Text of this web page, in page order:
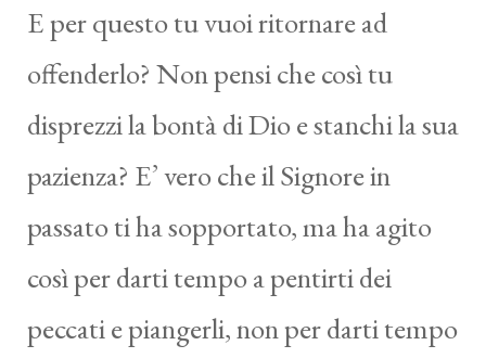
E per questo tu vuoi ritornare ad
offenderlo? Non pensi che così tu
disprezzi la bontà di Dio e stanchi la sua
pazienza? E’ vero che il Signore in
passato ti ha sopportato, ma ha agito
così per darti tempo a pentirti dei
peccati e piangerli, non per darti tempo